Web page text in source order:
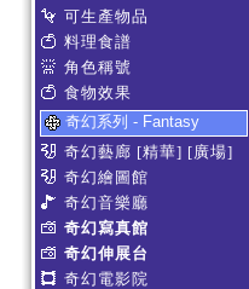
可生產物品
料理食譜
角色稱號
食物效果
奇幻系列 - Fantasy
奇幻藝廊 [精華] [廣場]
奇幻繪圖館
奇幻音樂廳
奇幻寫真館
奇幻伸展台
奇幻電影院